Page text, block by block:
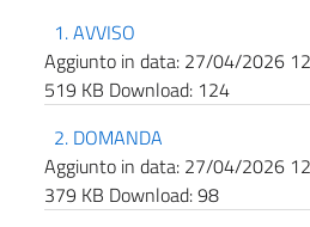
1. AVVISO
Aggiunto in data: 27/04/2026
519 KB Download: 124
2. DOMANDA
Aggiunto in data: 27/04/2026
379 KB Download:98